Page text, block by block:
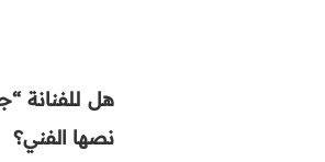
هل للفنانة
نصها الفني؟